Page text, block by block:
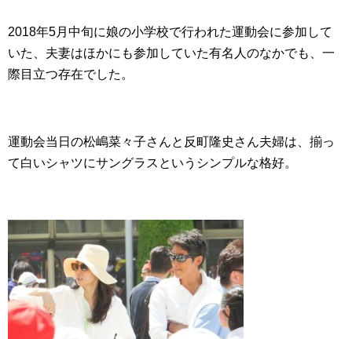
2018年5月中旬に娘の小学校で行われた運動会に参加して
いた、夫妻はほかにも参加していた有名人のなかでも、一
際目立つ存在でした。
運動会当日の松嶋菜々子さんと反町隆史さん夫婦は、揃っ
て白いシャツにサングラスというシンプルな格好。